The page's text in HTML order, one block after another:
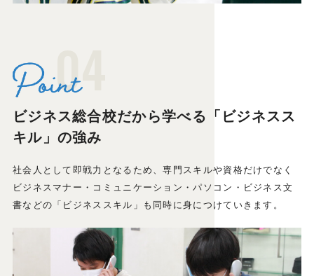
04
ビジネス総合校だから学べる「ビジネスス
キル」の強み
社会人として即戦力となるため、専門スキルや資格だけでなく
ビジネスマナー・コミュニケーション・パソコン・ビジネス文
書などの「ビジネススキル」も同時に身につけていきます。